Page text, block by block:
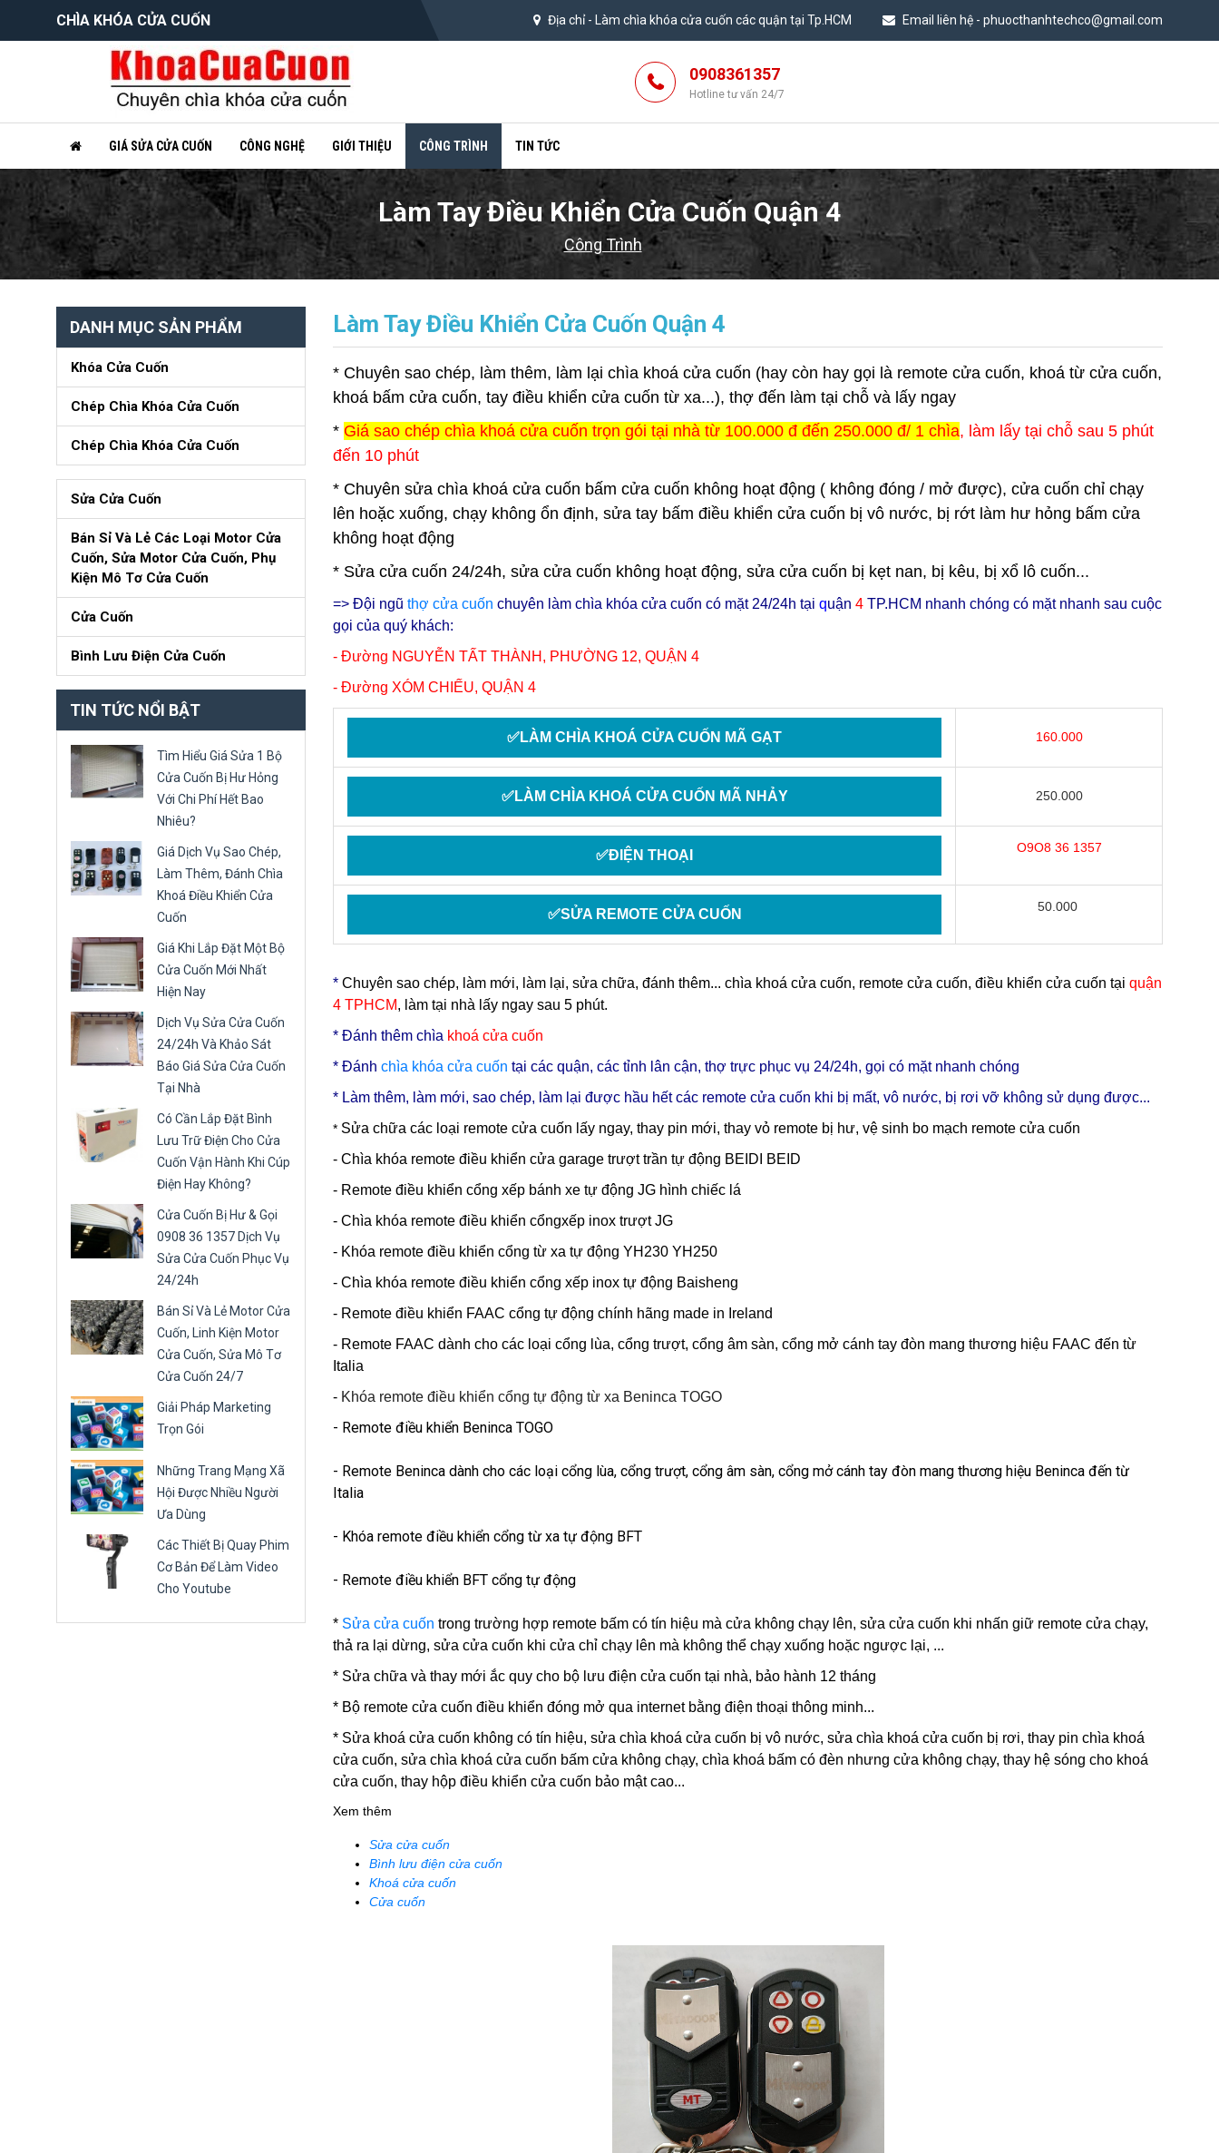
CHÌA KHÓA CỬA CUỐN Địa chỉ - Làm chìa khóa cửa cuốn các quận tại Tp.HCM Email liên hệ - phuocthanhtechco@gmail.com
0908361357
Hotline tư vấn 24/7
GIÁ SỬA CỬA CUỐN CÔNG NGHỆ GIỚI THIỆU CÔNG TRÌNH TIN TỨC
Làm Tay Điều Khiển Cửa Cuốn Quận 4
Công Trình
DANH MỤC SẢN PHẨM
Khóa Cửa Cuốn
Chép Chìa Khóa Cửa Cuốn
Chép Chìa Khóa Cửa Cuốn
Sửa Cửa Cuốn
Bán Sỉ Và Lẻ Các Loại Motor Cửa
Cuốn, Sửa Motor Cửa Cuốn, Phụ
Kiện Mô Tơ Cửa Cuốn
Cửa Cuốn
Bình Lưu Điện Cửa Cuốn
TIN TỨC NỔI BẬT
Tìm Hiểu Giá Sửa 1 Bộ
Cửa Cuốn Bị Hư Hỏng
Với Chi Phí Hết Bao
Nhiêu?
Giá Dịch Vụ Sao Chép,
Làm Thêm, Đánh Chìa
Khoá Điều Khiển Cửa
Cuốn
Giá Khi Lắp Đặt Một Bộ
Cửa Cuốn Mới Nhất
Hiện Nay
Dịch Vụ Sửa Cửa Cuốn
24/24h Và Khảo Sát
Báo Giá Sửa Cửa Cuốn
Tại Nhà
Có Cần Lắp Đặt Bình
Lưu Trữ Điện Cho Cửa
Cuốn Vận Hành Khi Cúp
Điện Hay Không?
Cửa Cuốn Bị Hư & Gọi
0908 36 1357 Dịch Vụ
Sửa Cửa Cuốn Phục Vụ
24/24h
Bán Sỉ Và Lẻ Motor Cửa
Cuốn, Linh Kiện Motor
Cửa Cuốn, Sửa Mô Tơ
Cửa Cuốn 24/7
Giải Pháp Marketing
Trọn Gói
Những Trang Mạng Xã
Hội Được Nhiều Người
Ưa Dùng
Các Thiết Bị Quay Phim
Cơ Bản Để Làm Video
Cho Youtube
Làm Tay Điều Khiển Cửa Cuốn Quận 4
* Chuyên sao chép, làm thêm, làm lại chìa khoá cửa cuốn (hay còn hay gọi là remote cửa cuốn, khoá từ cửa cuốn,
khoá bấm cửa cuốn, tay điều khiển cửa cuốn từ xa...), thợ đến làm tại chỗ và lấy ngay
* Giá sao chép chìa khoá cửa cuốn trọn gói tại nhà từ 100.000 đ đến 250.000 đ/ 1 chìa, làm lấy tại chỗ sau 5 phút
đến 10 phút
* Chuyên sửa chìa khoá cửa cuốn bấm cửa cuốn không hoạt động ( không đóng / mở được), cửa cuốn chỉ chạy
lên hoặc xuống, chạy không ổn định, sửa tay bấm điều khiển cửa cuốn bị vô nước, bị rớt làm hư hỏng bấm cửa
không hoạt động
* Sửa cửa cuốn 24/24h, sửa cửa cuốn không hoạt động, sửa cửa cuốn bị kẹt nan, bị kêu, bị xổ lô cuốn...
=> Đội ngũ thợ cửa cuốn chuyên làm chìa khóa cửa cuốn có mặt 24/24h tại quận 4 TP.HCM nhanh chóng có mặt nhanh sau cuộc
gọi của quý khách:
- Đường NGUYỄN TẤT THÀNH, PHƯỜNG 12, QUẬN 4
- Đường XÓM CHIẾU, QUẬN 4
✅LÀM CHÌA KHOÁ CỬA CUỐN MÃ GẠT 160.000
✅LÀM CHÌA KHOÁ CỬA CUỐN MÃ NHẢY 250.000
✅ĐIỆN THOẠI O9O8 36 1357
✅SỬA REMOTE CỬA CUỐN 50.000
* Chuyên sao chép, làm mới, làm lại, sửa chữa, đánh thêm... chìa khoá cửa cuốn, remote cửa cuốn, điều khiển cửa cuốn tại quận
4 TPHCM, làm tại nhà lấy ngay sau 5 phút.
* Đánh thêm chìa khoá cửa cuốn
* Đánh chìa khóa cửa cuốn tại các quận, các tỉnh lân cận, thợ trực phục vụ 24/24h, gọi có mặt nhanh chóng
* Làm thêm, làm mới, sao chép, làm lại được hầu hết các remote cửa cuốn khi bị mất, vô nước, bị rơi vỡ không sử dụng được...
* Sửa chữa các loại remote cửa cuốn lấy ngay, thay pin mới, thay vỏ remote bị hư, vệ sinh bo mạch remote cửa cuốn
- Chìa khóa remote điều khiển cửa garage trượt trần tự động BEIDI BEID
- Remote điều khiển cổng xếp bánh xe tự động JG hình chiếc lá
- Chìa khóa remote điều khiển cổngxếp inox trượt JG
- Khóa remote điều khiển cổng từ xa tự động YH230 YH250
- Chìa khóa remote điều khiển cổng xếp inox tự động Baisheng
- Remote điều khiển FAAC cổng tự động chính hãng made in Ireland
- Remote FAAC dành cho các loại cổng lùa, cổng trượt, cổng âm sàn, cổng mở cánh tay đòn mang thương hiệu FAAC đến từ
Italia
- Khóa remote điều khiển cổng tự động từ xa Beninca TOGO
- Remote điều khiển Beninca TOGO
- Remote Beninca dành cho các loại cổng lùa, cổng trượt, cổng âm sàn, cổng mở cánh tay đòn mang thương hiệu Beninca đến từ
Italia
- Khóa remote điều khiển cổng từ xa tự động BFT
- Remote điều khiển BFT cổng tự động
* Sửa cửa cuốn trong trường hợp remote bấm có tín hiệu mà cửa không chạy lên, sửa cửa cuốn khi nhấn giữ remote cửa chạy,
thả ra lại dừng, sửa cửa cuốn khi cửa chỉ chạy lên mà không thể chạy xuống hoặc ngược lại, ...
* Sửa chữa và thay mới ắc quy cho bộ lưu điện cửa cuốn tại nhà, bảo hành 12 tháng
* Bộ remote cửa cuốn điều khiển đóng mở qua internet bằng điện thoại thông minh...
* Sửa khoá cửa cuốn không có tín hiệu, sửa chìa khoá cửa cuốn bị vô nước, sửa chìa khoá cửa cuốn bị rơi, thay pin chìa khoá
cửa cuốn, sửa chìa khoá cửa cuốn bấm cửa không chạy, chìa khoá bấm có đèn nhưng cửa không chạy, thay hệ sóng cho khoá
cửa cuốn, thay hộp điều khiển cửa cuốn bảo mật cao...
Xem thêm
Sửa cửa cuốn
Bình lưu điện cửa cuốn
Khoá cửa cuốn
Cửa cuốn